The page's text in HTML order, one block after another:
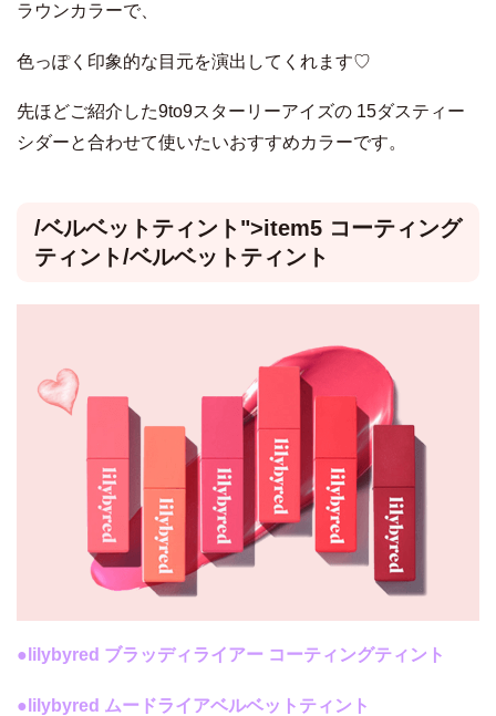
ラウンカラーで、
色っぽく印象的な目元を演出してくれます♡
先ほどご紹介した9to9スターリーアイズの 15ダスティー
シダーと合わせて使いたいおすすめカラーです。
/ベルベットティント">item5 コーティング
ティント/ベルベットティント
●lilybyred ブラッディライアー コーティングティント
●lilybyred ムードライアベルベットティント